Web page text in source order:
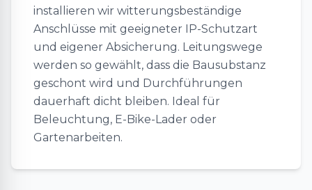
installieren wir witterungsbeständige
Anschlüsse mit geeigneter IP-Schutzart
und eigener Absicherung. Leitungswege
werden so gewählt, dass die Bausubstanz
geschont wird und Durchführungen
dauerhaft dicht bleiben. Ideal für
Beleuchtung, E-Bike-Lader oder
Gartenarbeiten.